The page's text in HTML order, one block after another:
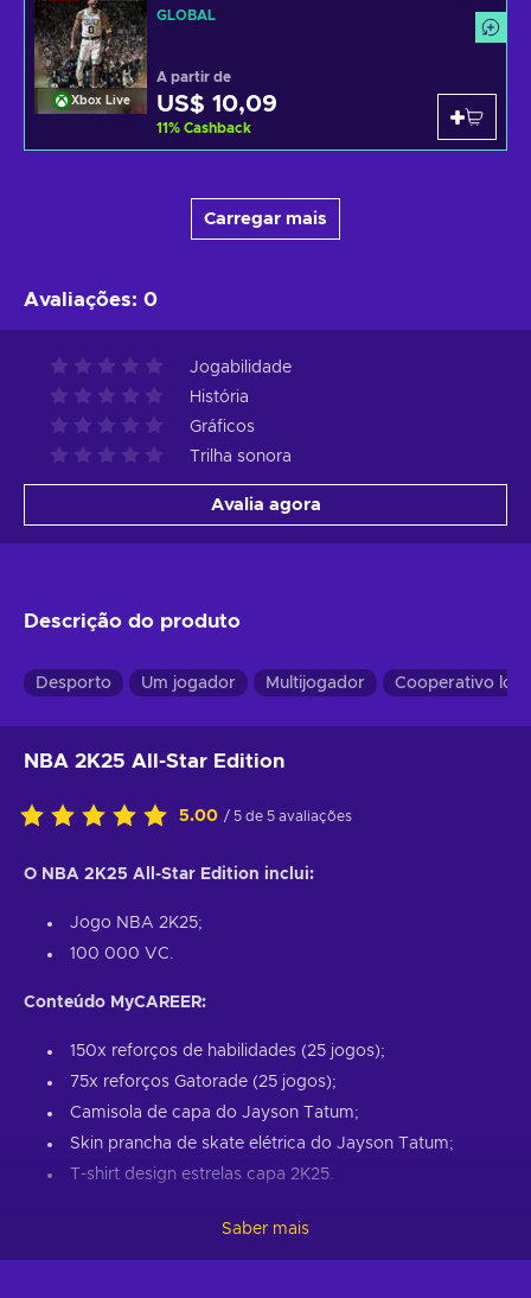
Xbox Live
GLOBAL
A partir de
US$ 10,09
11% Cashback
Carregar mais
Avaliações: 0
Jogabilidade
História
Gráficos
Trilha sonora
Avalia agora
Descrição do produto
Desporto Um jogador Multijogador Cooperativo
NBA 2K25 All-Star Edition
5.00 / 5 de 5 avaliações
O NBA 2K25 All-Star Edition inclui:
Jogo NBA 2K25;
100 000 VC.
Conteúdo MyCAREER:
150x reforços de habilidades (25 jogos);
75x reforços Gatorade (25 jogos);
Camisola de capa do Jayson Tatum;
Skin prancha de skate elétrica do Jayson Tatum;
T-shirt design estrelas capa 2K25.
Caixa promocional MyTEAMSaber mais